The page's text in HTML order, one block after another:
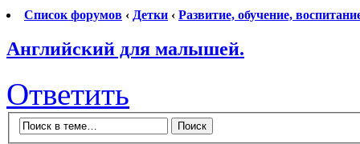
Список форумов ‹ Детки ‹ Развитие, обучение,
Английский для малышей.
Ответить